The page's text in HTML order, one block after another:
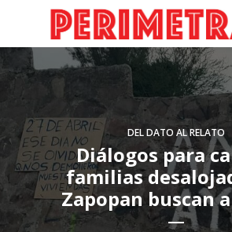
DEL DATO AL RELATO
Diálogos para
familias
Zapopan buscan